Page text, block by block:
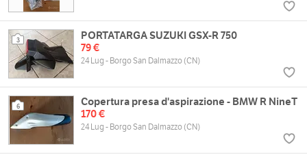
3
PORTATARGA SUZUKI GSX-R 750
79 €
24 Lug - Borgo San Dalmazzo (CN)
6
Copertura presa d'aspirazione - BMW R NineT
170 €
24 Lug - Borgo San Dalmazzo (CN)